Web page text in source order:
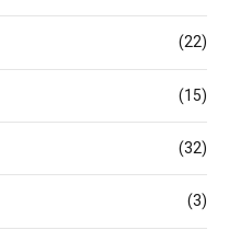
(22)
(15)
(32)
(3)